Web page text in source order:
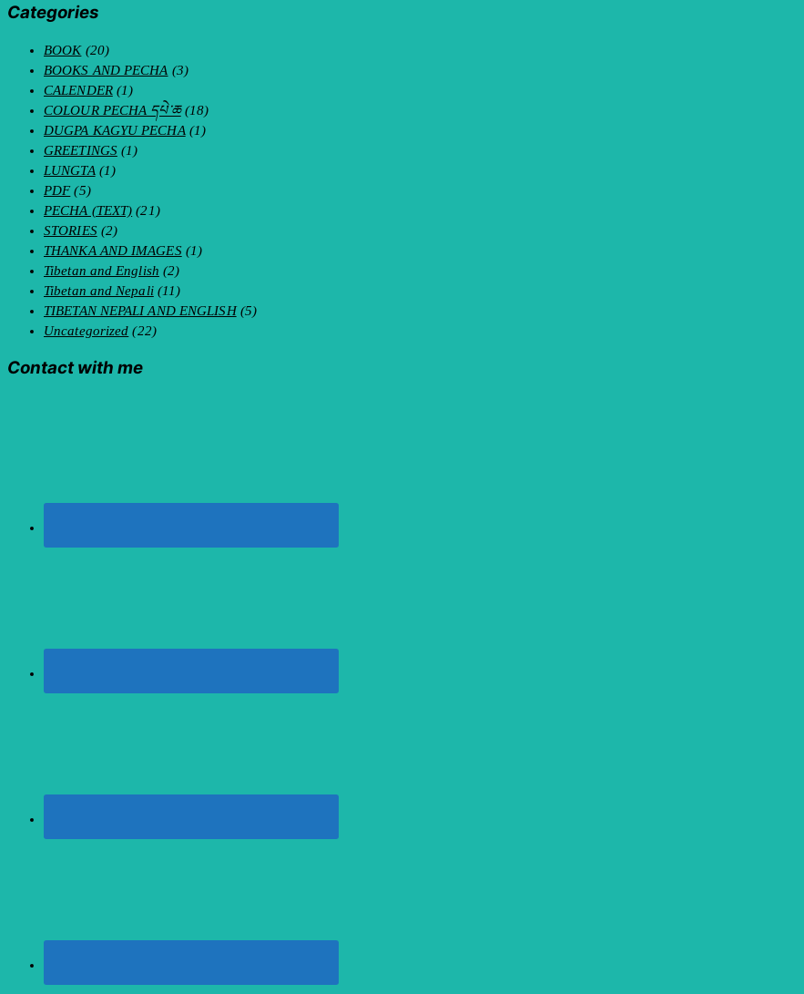
Categories
BOOK(20)
BOOKS AND PECHA (3)
CALENDER(1)
COLOUR PECHA དཔེ་ཆ(18)
DUGPA KAGYU PECHA (1)
GREETINGS(1)
LUNGTA (1)
PDF(5)
PECHA (TEXT) (21)
STORIES(2)
THANKA AND IMAGES(1)
Tibetan and English (2)
Tibetan and Nepali(11)
TIBETAN NEPALI AND ENGLISH(5)
Uncategorized (22)
Contact with me